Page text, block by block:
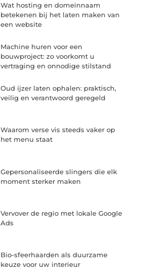
Wat hosting en domeinnaam
betekenen bij het laten maken van
een website
Machine huren voor een
bouwproject: zo voorkomt u
vertraging en onnodige stilstand
Oud ijzer laten ophalen: praktisch,
veilig en verantwoord geregeld
Waarom verse vis steeds vaker op
het menu staat
Gepersonaliseerde slingers die elk
moment sterker maken
Vervover de regio met lokale Google
Ads
Bio-sfeerhaarden als duurzame
keuze voor uw interieur